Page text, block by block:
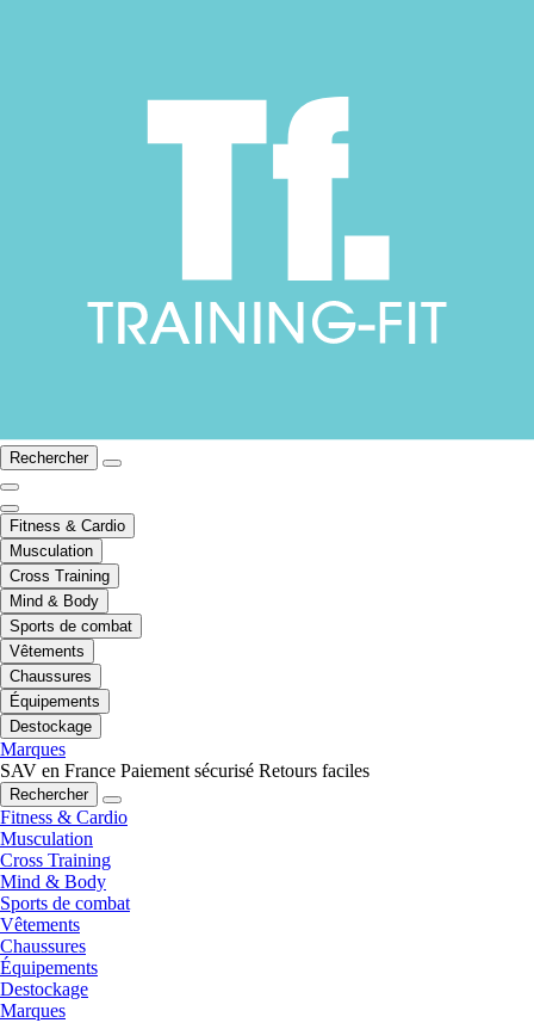
Rechercher
Fitness & Cardio
Musculation
Cross Training
Mind & Body
Sports de combat
Vêtements
Chaussures
Équipements
Destockage
Marques
SAV en France Paiement sécurisé Retours faciles
Rechercher
Fitness & Cardio
Musculation
Cross Training
Mind & Body
Sports de combat
Vêtements
Chaussures
Équipements
Destockage
Marques